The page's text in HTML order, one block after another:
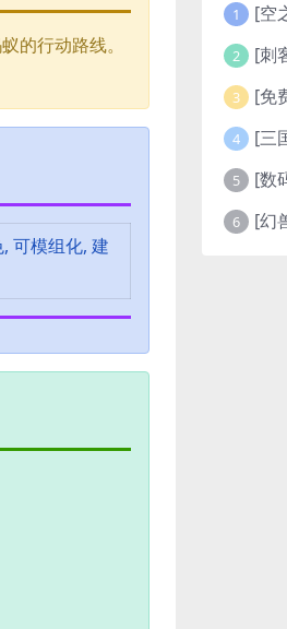
的行动路线。
可模组化, 建
1
2
3
4
5
6